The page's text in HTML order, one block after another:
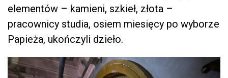
elementów – kamieni, szkieł, złota –
pracownicy studia, osiem miesięcy po wyborze
Papieża, ukończyli dzieło.